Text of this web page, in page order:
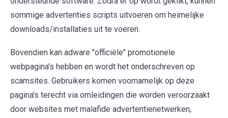
sommige advertenties scripts uitvoeren om heimelijke
downloads/installaties uit te voeren.
Bovendien kan adware "officiële" promotionele
webpagina's hebben en wordt het onderschreven op
scamsites. Gebruikers komen voornamelijk op deze
pagina's terecht via omleidingen die worden veroorzaakt
door websites met malafide advertentienetwerken,